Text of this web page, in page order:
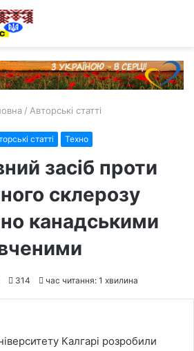
/ Авторські статті
статті Техно
засіб проти
склерозу
канадськими
314 час читання: 1 хвилина
Калгарі розробили